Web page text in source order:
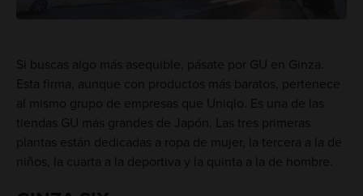
Si buscas algo más asequible, pásate por GU en Ginza.
Esta firma, aunque con productos más baratos, pertenece
al mismo grupo de empresas que Uniqlo. Es una de las
tiendas GU más grandes de Japón. Las tres primeras
plantas están dedicadas a ropa de mujer, la tercera a la de
niños, la cuarta a la deportiva y la quinta a la de hombre.